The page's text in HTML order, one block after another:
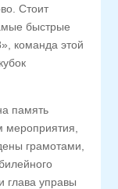
Стоит
быстрые
команда этой
память
мероприятия,
грамотами,
глава управы